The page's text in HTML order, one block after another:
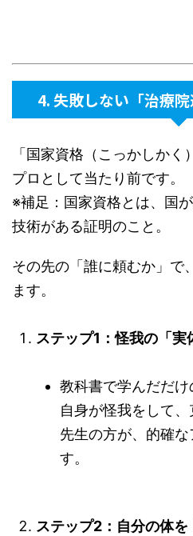
4. 失敗しない「治療
「国家資格（こっかしかく
プロとして当たり前です。
※補足：国家資格とは、国
技術がある証明のこと。
その先の「誰に頼むか」で
ます。
ステップ1：怪我の「実
教科書で学んだだ
自身が怪我をして
先生の方が、的確
す。
ステップ2：自分の体